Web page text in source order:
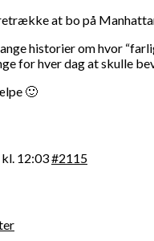
at bo på
historier om hvor
for hver dag at skulle
🙂
12:03#2115